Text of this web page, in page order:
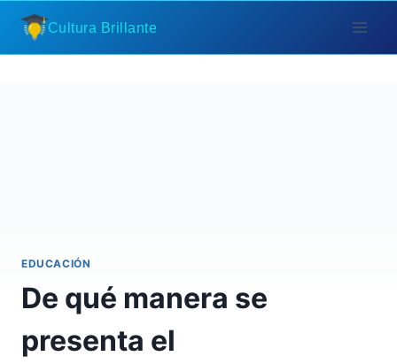
Saltar
contenido
Cultura Brillante
EDUCACIÓN
De qué manera se
presenta el